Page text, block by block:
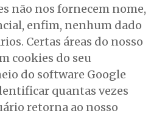
não nos fornecem nome,
enfim, nenhum dado
Certas áreas do nosso
cookies do seu
do software Google
quantas vezes
retorna ao nosso